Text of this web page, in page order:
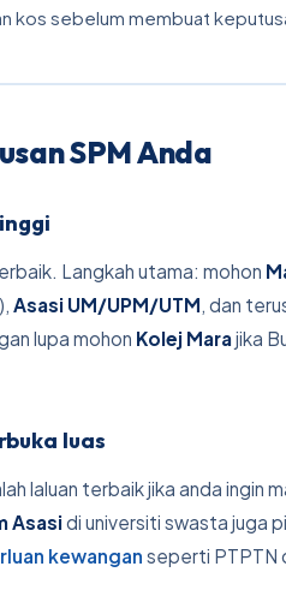
kos sebelum membuat
SPM Anda
Langkah utama: mohon
Asasi UM/UPM/UTM, dan
lupa mohon Kolej Marajika
luas
laluan terbaik jika anda ingin
Asasidi universiti swasta juga
kewangan seperti PTPTN